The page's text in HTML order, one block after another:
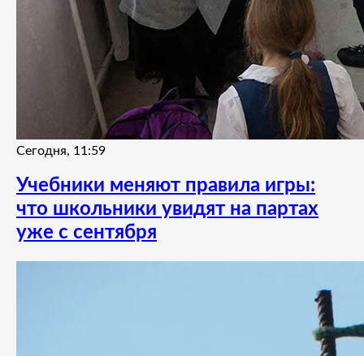
Сегодня, 11:59
Учебники меняют правила игры:
что школьники увидят на партах
уже с сентября